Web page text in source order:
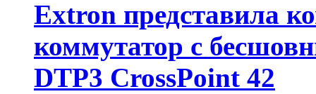
Extron представила
коммутатор с
DTP3 CrossPoint 42